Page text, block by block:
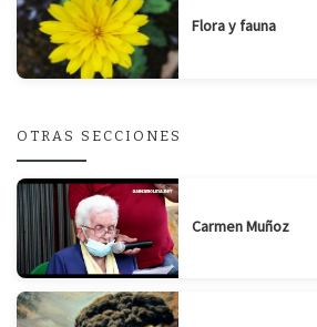
Flora y fauna
OTRAS SECCIONES
Carmen Muñoz